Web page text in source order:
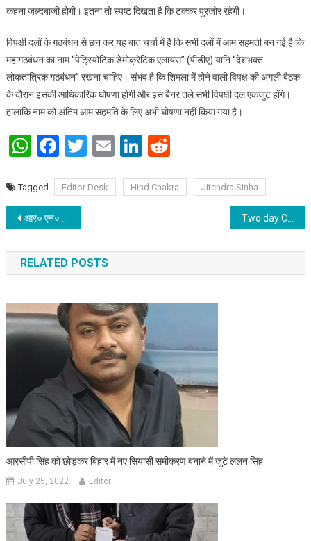
कहना जल्दबाजी होगी। इतना तो स्पष्ट दिखता है कि टक्कर पुरजोर रहेगी।
विपक्षी दलों के गठबंधन से छन कर यह बात चर्चा में है कि सभी दलों में आम सहमती बन गई है कि
महागठबंधन का नाम “पेट्रियोटिक डेमोक्रेटिक एलायंस” (पीडीए) यानि “देशभक्त
लोकतांत्रिक गठबंधन” रखना चाहिए। संभव है कि शिमला में होने वाली विपक्ष की अगली बैठक
के दौरान इसकी आधिकारिक घोषणा होगी और इस बैनर तले सभी विपक्षी दल एकजुट होंगे।
हालांकि नाम को अंतिम आम सहमति के लिए अभी घोषणा नहीं किया गया है।
WhatsApp
Facebook
Twitter
EmailLinkedIn
Reddit
Tagged Editor Desk Hind Chakra Jitendra Sinha
Post navigation
आर० एन० अकादमी के छात्र अभिषेक ने नवोदय विद्यालय की प्रवेश परीक्षा में सफलता हासिल की Two day Campus Immersion cum Orientation Program for newly admitted Bachelors degree
RELATED POSTS
आरसीपी सिंह को छोड़कर बिहार में नए सियासी समीकरण बनाने में जुटे ललन सिंह
July 25, 2022 Editor